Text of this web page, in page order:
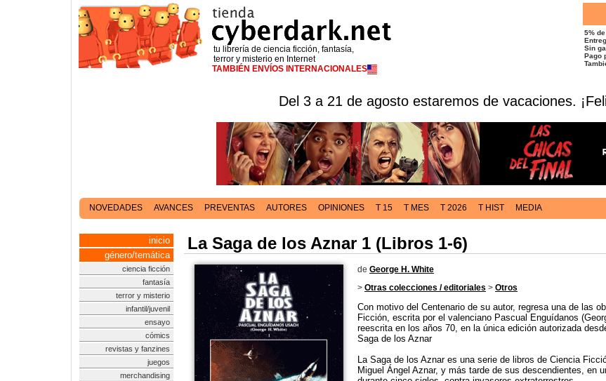
tu librería de ciencia ficción, fantasía,
terror y misterio en Internet
TAMBIÉN ENVÍOS INTERNACIONALES
5%
Sin
Pago
Del 3 a 21 de agosto estaremos de vacaciones.
NOVEDADES AVANCES PREVENTAS AUTORES OPINIONES T 15 T MES T 2026 T HIST MEDIA
inicio
género/temática
ciencia ficción
fantasía
terror y misterio
infantil/juvenil
ensayo
cómics
revistas y fanzines
juegos
merchandising
La Saga de los Aznar 1 (Libros 1-6)
de George H. White
> Otras colecciones / editoriales > Otros
Con motivo del Centenario de su autor, regresa una de las
Ficción, escrita por el valenciano Pascual Enguídanos
reescrita en los años 70, en la única edición autorizada
Saga de los Aznar
La Saga de los Aznar es una serie de libros de Ciencia
Miguel Ángel Aznar, y más tarde de sus descendientes, en